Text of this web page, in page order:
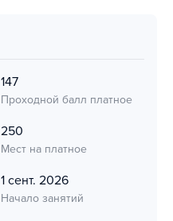
147
Проходной балл платное
250
Мест на платное
1 сент. 2026
Начало занятий